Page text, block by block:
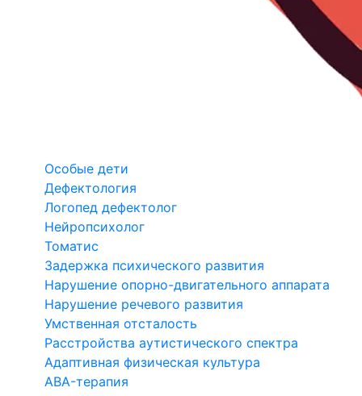
Особые дети
Дефектология
Логопед дефектолог
Нейропсихолог
Томатис
Задержка психического развития
Нарушение опорно-двигательного аппарата
Нарушение речевого развития
Умственная отсталость
Расстройства аутистического спектра
Адаптивная физическая культура
ABA-терапия